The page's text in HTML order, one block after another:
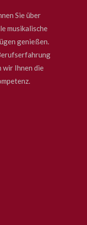
Sie über
musikalische
genießen.
wir Ihnen die